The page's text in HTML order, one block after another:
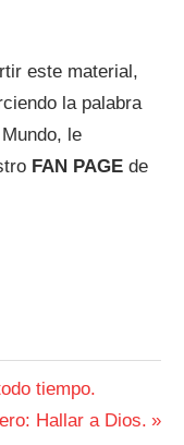
este material,
la palabra
le
FAN PAGE de
tiempo.
Hallar a Dios.